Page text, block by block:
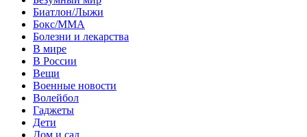
Биатлон/Лыжи
Бокс/MMA
Болезни и лекарства
В мире
В России
Вещи
Военные новости
Волейбол
Гаджеты
Дети
Дом и сад